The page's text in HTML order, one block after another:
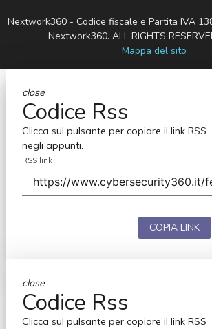
Nextwork360 - Codice fiscale e Partita IVA
Nextwork360. ALL RIGHTS
Mappa del sito
close
Codice Rss
Clicca sul pulsante per copiare il link RSS
negli appunti.
RSS link
COPIA LINK
close
Codice Rss
Clicca sul pulsante per copiare il link RSS